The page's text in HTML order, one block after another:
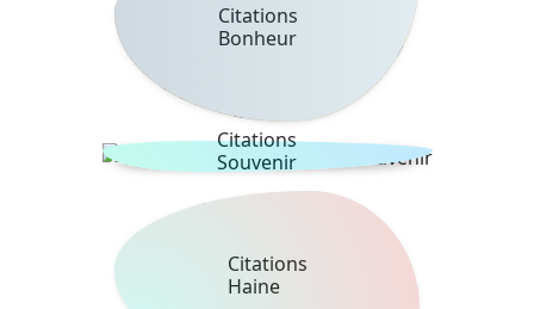
Citations
Bonheur
Citations
Souvenir
Citations
Haine